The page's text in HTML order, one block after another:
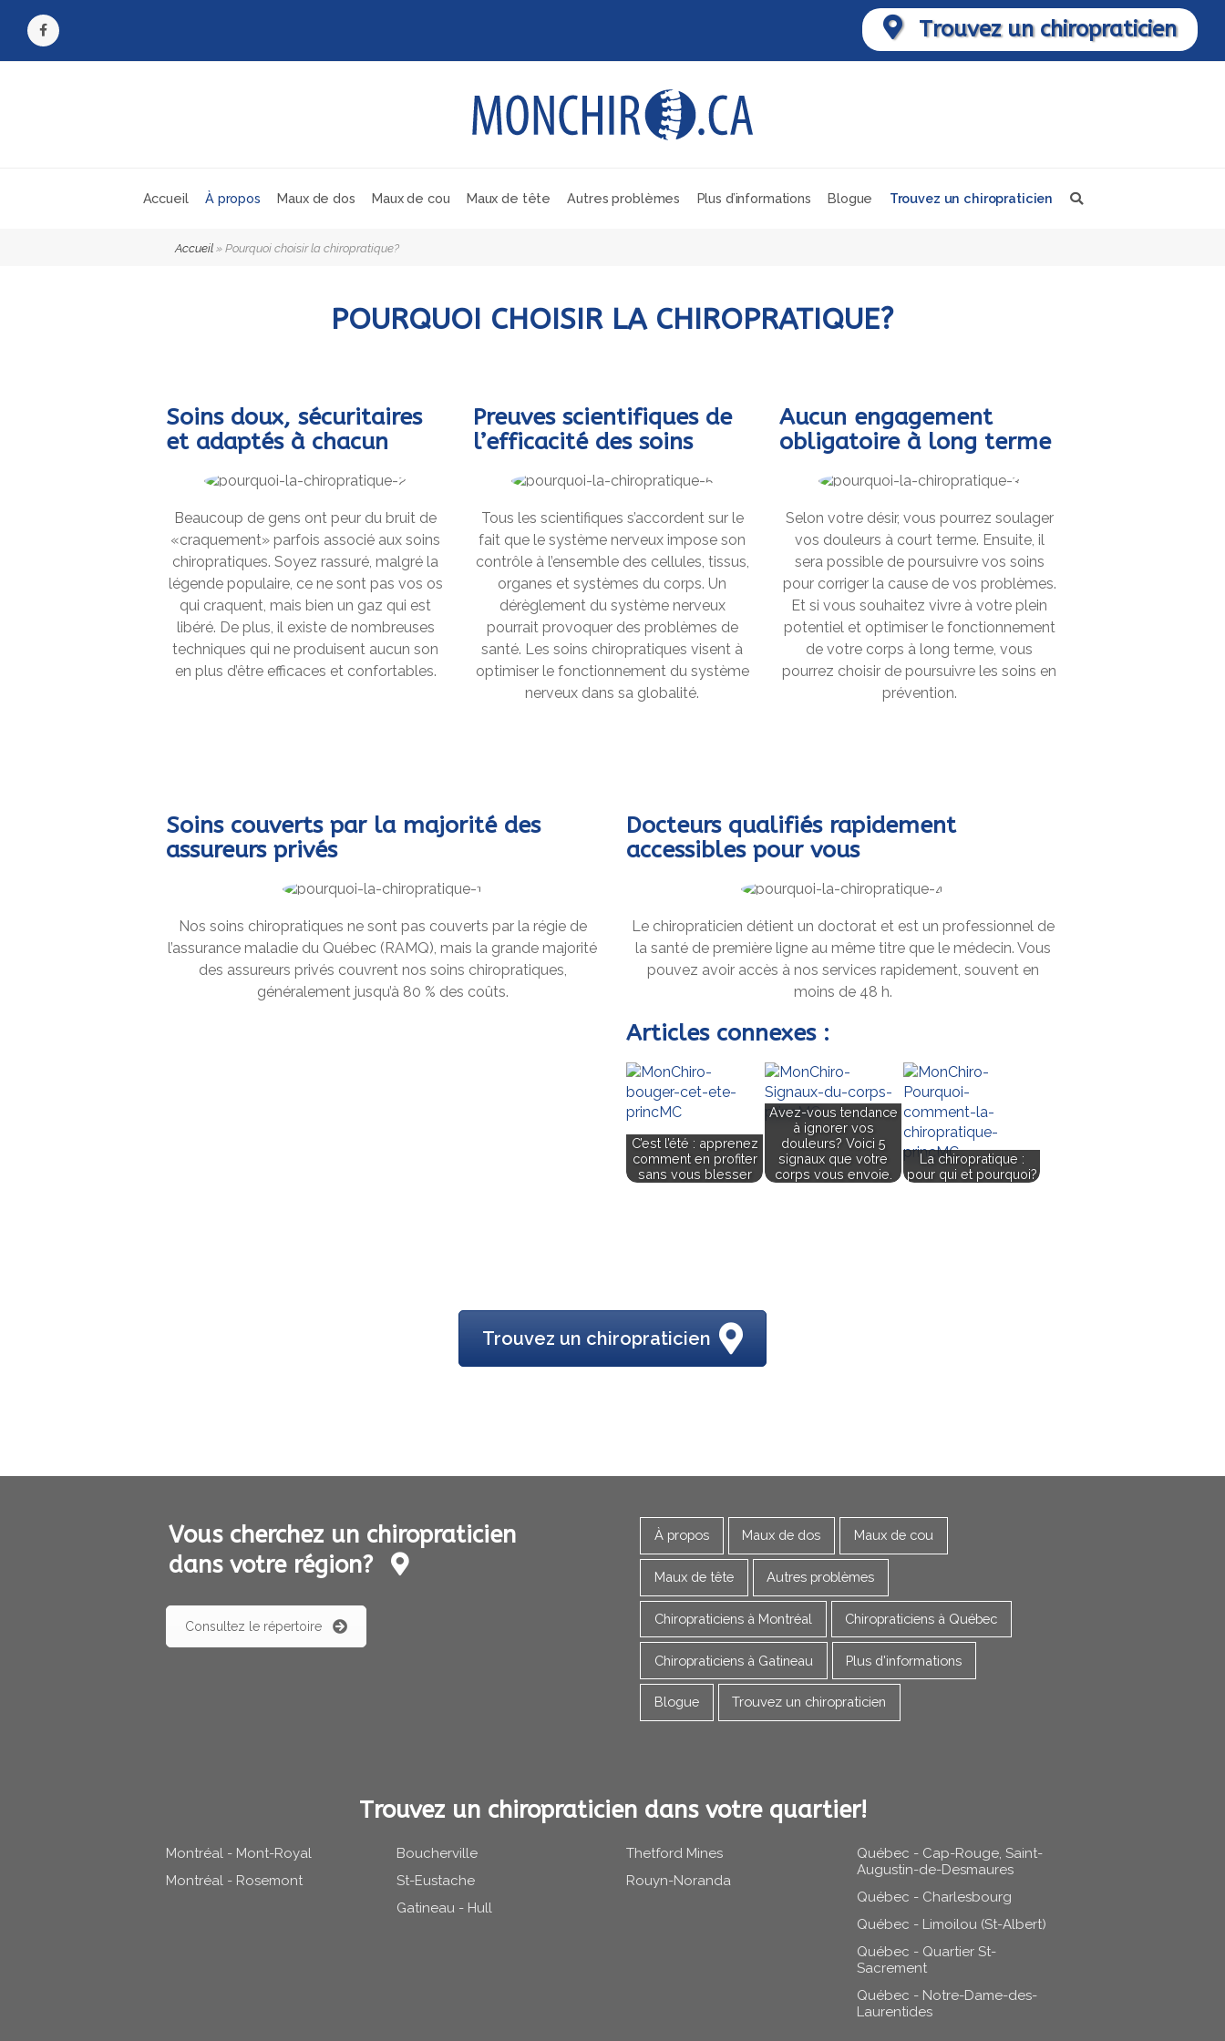
Trouvez un chiropraticien
Facebook
Accueil À propos Maux de dos Maux de cou Maux de tête Autres problèmes Plus d’informations Blogue Trouvez un chiropraticien
Accueil » Pourquoi choisir la chiropratique?
POURQUOI CHOISIR LA CHIROPRATIQUE?
Soins doux, sécuritaires
et adaptés à chacun
Beaucoup de gens ont peur du bruit de
«craquement» parfois associé aux soins
chiropratiques. Soyez rassuré, malgré la
légende populaire, ce ne sont pas vos os
qui craquent, mais bien un gaz qui est
libéré. De plus, il existe de nombreuses
techniques qui ne produisent aucun son
en plus d’être efficaces et confortables.
Preuves scientifiques de
l’efficacité des soins
Tous les scientifiques s’accordent sur le
fait que le système nerveux impose son
contrôle à l’ensemble des cellules, tissus,
organes et systèmes du corps. Un
dérèglement du système nerveux
pourrait provoquer des problèmes de
santé. Les soins chiropratiques visent à
optimiser le fonctionnement du système
nerveux dans sa globalité.
Aucun engagement
obligatoire à long terme
Selon votre désir, vous pourrez soulager
vos douleurs à court terme. Ensuite, il
sera possible de poursuivre vos soins
pour corriger la cause de vos problèmes.
Et si vous souhaitez vivre à votre plein
potentiel et optimiser le fonctionnement
de votre corps à long terme, vous
pourrez choisir de poursuivre les soins en
prévention.
Soins couverts par la majorité des
assureurs privés
Nos soins chiropratiques ne sont pas couverts par la régie de
l’assurance maladie du Québec (RAMQ), mais la grande majorité
des assureurs privés couvrent nos soins chiropratiques,
généralement jusqu’à 80 % des coûts.
Docteurs qualifiés rapidement
accessibles pour vous
Le chiropraticien détient un doctorat et est un professionnel de
la santé de première ligne au même titre que le médecin. Vous
pouvez avoir accès à nos services rapidement, souvent en
moins de 48 h.
Articles connexes :
C’est l’été : apprenez
comment en profiter
sans vous blesser
Avez-vous tendance
à ignorer vos
douleurs? Voici 5
signaux que votre
corps vous envoie.
La chiropratique :
pour qui et pourquoi?
Trouvez un chiropraticien
Vous cherchez un chiropraticien
dans votre région?
Consultez le répertoire
À propos Maux de dos Maux de cou
Maux de tête Autres problèmes
Chiropraticiens à Montréal Chiropraticiens à Québec
Chiropraticiens à Gatineau Plus d'informations
Blogue Trouvez un chiropraticien
Trouvez un chiropraticien dans votre quartier!
Montréal - Mont-Royal
Montréal - Rosemont
Boucherville
St-Eustache
Gatineau - Hull
Thetford Mines
Rouyn-Noranda
Québec - Cap-Rouge, Saint-
Augustin-de-Desmaures
Québec - Charlesbourg
Québec - Limoilou (St-Albert)
Québec - Quartier St-
Sacrement
Québec - Notre-Dame-des-
Laurentides